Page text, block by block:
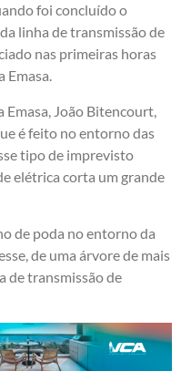
foi concluído o
linha de transmissão de
nas primeiras horas
Emasa.
João Bitencourt,
é feito no entorno das
tipo de imprevisto
elétrica corta um grande
de poda no entorno da
de uma árvore de mais
de transmissão de